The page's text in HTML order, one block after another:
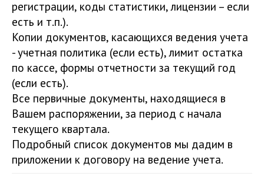
регистрации, коды статистики, лицензии – если
есть и т.п.).
Копии документов, касающихся ведения учета
- учетная политика (если есть), лимит остатка
по кассе, формы отчетности за текущий год
(если есть).
Все первичные документы, находящиеся в
Вашем распоряжении, за период с начала
текущего квартала.
Подробный список документов мы дадим в
приложении к договору на ведение учета.